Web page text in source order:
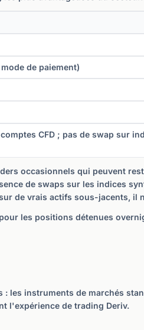
de paiement)
CFD ; pas de swap sur
occasionnels qui peuvent
de swaps sur les indices
de vrais actifs sous-jacents, il
les positions détenues
les instruments de marchés
l'expérience de trading Deriv.